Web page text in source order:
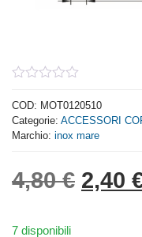
out
of
5
COD: MOT0120510
Categorie: ACCESSORI
Marchio: inox mare
4,80€ Il
2,40
7 disponibili